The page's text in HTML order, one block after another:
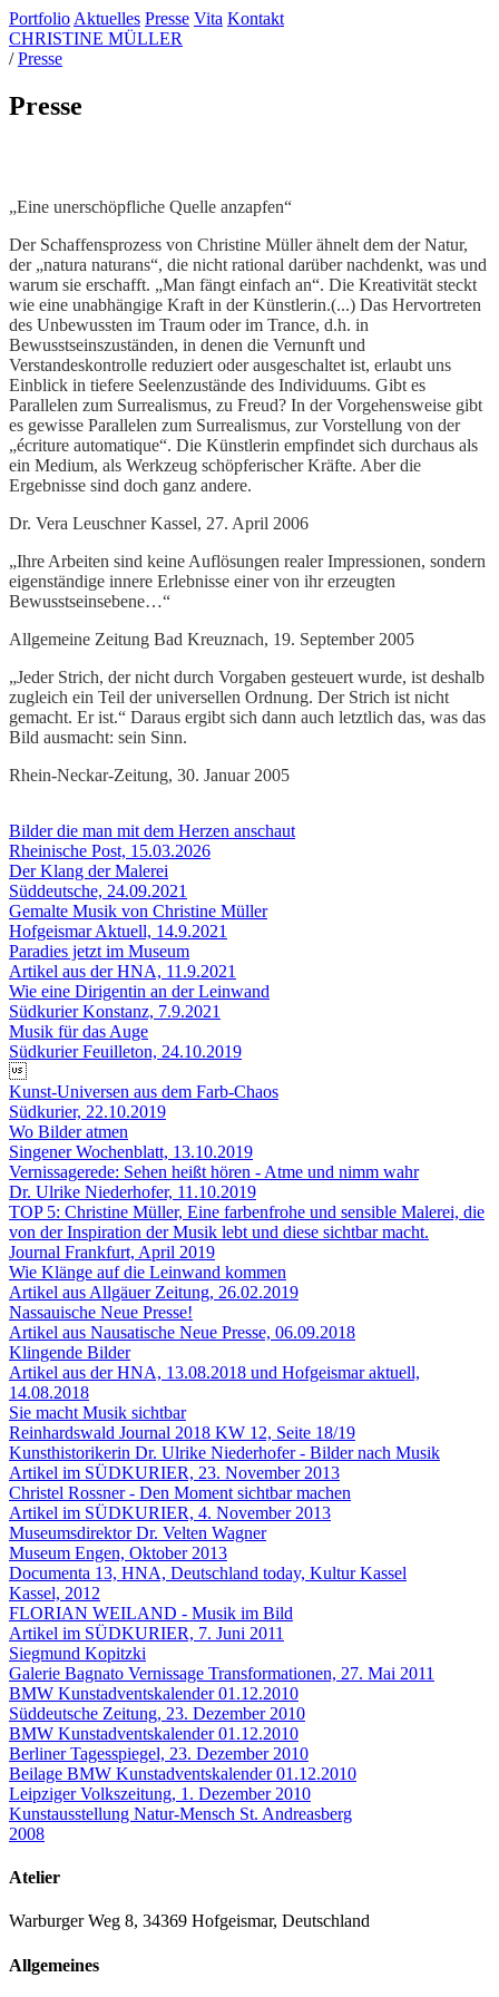
Portfolio Aktuelles Presse Vita Kontakt
CHRISTINE MÜLLER
/ Presse
Presse
„Eine unerschöpfliche Quelle anzapfen“
Der Schaffensprozess von Christine Müller ähnelt dem der Natur,
der „natura naturans“, die nicht rational darüber nachdenkt, was und
warum sie erschafft. „Man fängt einfach an“. Die Kreativität steckt
wie eine unabhängige Kraft in der Künstlerin.(...) Das Hervortreten
des Unbewussten im Traum oder im Trance, d.h. in
Bewusstseinszuständen, in denen die Vernunft und
Verstandeskontrolle reduziert oder ausgeschaltet ist, erlaubt uns
Einblick in tiefere Seelenzustände des Individuums. Gibt es
Parallelen zum Surrealismus, zu Freud? In der Vorgehensweise gibt
es gewisse Parallelen zum Surrealismus, zur Vorstellung von der
„écriture automatique“. Die Künstlerin empfindet sich durchaus als
ein Medium, als Werkzeug schöpferischer Kräfte. Aber die
Ergebnisse sind doch ganz andere.
Dr. Vera Leuschner Kassel, 27. April 2006
„Ihre Arbeiten sind keine Auflösungen realer Impressionen, sondern
eigenständige innere Erlebnisse einer von ihr erzeugten
Bewusstseinsebene…“
Allgemeine Zeitung Bad Kreuznach, 19. September 2005
„Jeder Strich, der nicht durch Vorgaben gesteuert wurde, ist deshalb
zugleich ein Teil der universellen Ordnung. Der Strich ist nicht
gemacht. Er ist.“ Daraus ergibt sich dann auch letztlich das, was das
Bild ausmacht: sein Sinn.
Rhein-Neckar-Zeitung, 30. Januar 2005
Bilder die man mit dem Herzen anschaut
Rheinische Post, 15.03.2026
Der Klang der Malerei
Süddeutsche, 24.09.2021
Gemalte Musik von Christine Müller
Hofgeismar Aktuell, 14.9.2021
Paradies jetzt im Museum
Artikel aus der HNA, 11.9.2021
Wie eine Dirigentin an der Leinwand
Südkurier Konstanz, 7.9.2021
Musik für das Auge
Südkurier Feuilleton, 24.10.2019
Kunst-Universen aus dem Farb-Chaos
Südkurier, 22.10.2019
Wo Bilder atmen
Singener Wochenblatt, 13.10.2019
Vernissagerede: Sehen heißt hören - Atme und nimm wahr
Dr. Ulrike Niederhofer, 11.10.2019
TOP 5: Christine Müller, Eine farbenfrohe und sensible Malerei, die
von der Inspiration der Musik lebt und diese sichtbar macht.
Journal Frankfurt, April 2019
Wie Klänge auf die Leinwand kommen
Artikel aus Allgäuer Zeitung, 26.02.2019
Nassauische Neue Presse!
Artikel aus Nausatische Neue Presse, 06.09.2018
Klingende Bilder
Artikel aus der HNA, 13.08.2018 und Hofgeismar aktuell,
14.08.2018
Sie macht Musik sichtbar
Reinhardswald Journal 2018 KW 12, Seite 18/19
Kunsthistorikerin Dr. Ulrike Niederhofer - Bilder nach Musik
Artikel im SÜDKURIER, 23. November 2013
Christel Rossner - Den Moment sichtbar machen
Artikel im SÜDKURIER, 4. November 2013
Museumsdirektor Dr. Velten Wagner
Museum Engen, Oktober 2013
Documenta 13, HNA, Deutschland today, Kultur Kassel
Kassel, 2012
FLORIAN WEILAND - Musik im Bild
Artikel im SÜDKURIER, 7. Juni 2011
Siegmund Kopitzki
Galerie Bagnato Vernissage Transformationen, 27. Mai 2011
BMW Kunstadventskalender 01.12.2010
Süddeutsche Zeitung, 23. Dezember 2010
BMW Kunstadventskalender 01.12.2010
Berliner Tagesspiegel, 23. Dezember 2010
Beilage BMW Kunstadventskalender 01.12.2010
Leipziger Volkszeitung, 1. Dezember 2010
Kunstausstellung Natur-Mensch St. Andreasberg
2008
Atelier
Warburger Weg 8, 34369 Hofgeismar, Deutschland
Allgemeines